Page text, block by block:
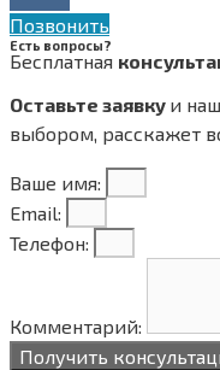
Позвонить
Есть вопросы?
Бесплатная
Оставьте заявку и
выбором, расскажет
Ваше имя:
Email:
Телефон:
Комментарий:
Получить